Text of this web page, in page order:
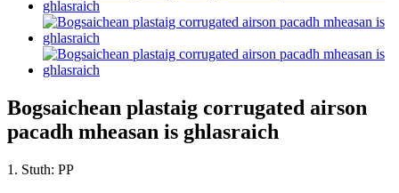
Bogsaichean plastaig corrugated airson
pacadh mheasan is ghlasraich
1. Stuth: PP